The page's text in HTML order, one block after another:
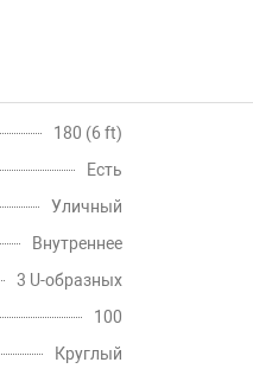
180 (6 ft)
Есть
Уличный
Внутреннее
3 U-образных
100
Круглый